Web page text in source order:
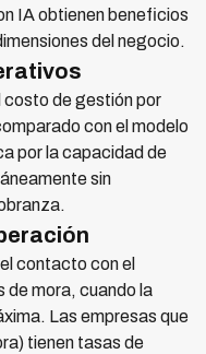
IA obtienen beneficios
del negocio.
costo de gestión por
con el modelo
por la capacidad de
sin
contacto con el
de mora, cuando la
Las empresas que
tienen tasas de